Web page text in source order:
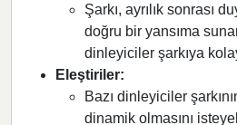
Şarkı, ayrılık sonrası
doğru bir yansıma
dinleyiciler şarkıya
Eleştiriler:
Bazı dinleyiciler
dinamik olmasını